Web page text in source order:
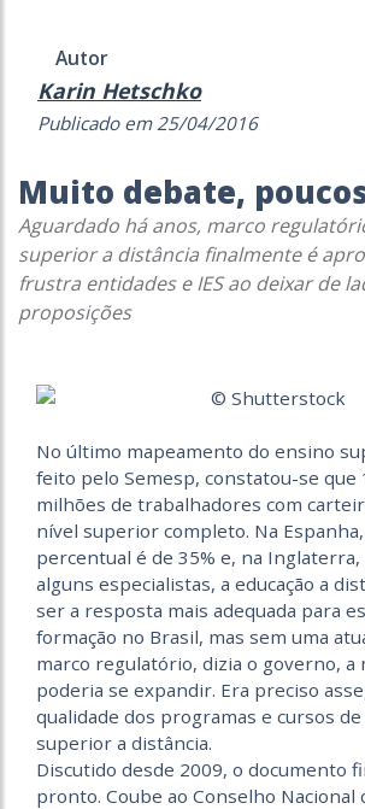
Autor
Karin Hetschko
Publicado em 25/04/2016
Muito debate,
Aguardado há anos, marco
superior a distância finalmente é
frustra entidades e IES ao deixar de
proposições
No último mapeamento do ensino
feito pelo Semesp, constatou-se que
milhões de trabalhadores com
nível superior completo. Na
percentual é de 35% e, na Inglaterra,
alguns especialistas, a educação a
ser a resposta mais adequada para
formação no Brasil, mas sem uma
marco regulatório, dizia o governo, a
poderia se expandir. Era preciso
qualidade dos programas e cursos
superior a distância.
Discutido desde 2009, o documento
pronto. Coube ao Conselho Nacional